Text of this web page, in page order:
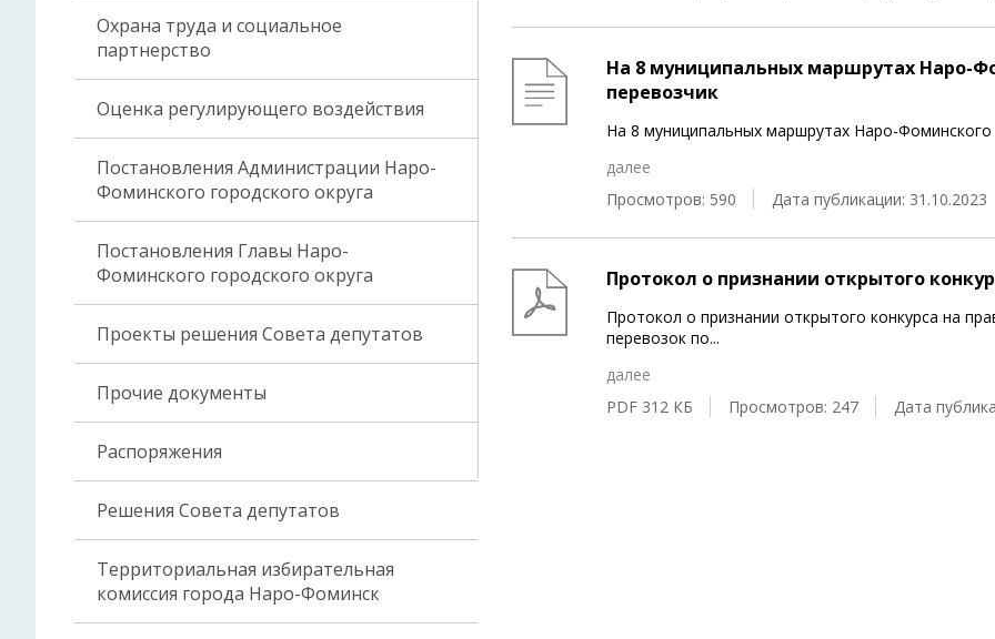
Охрана труда и социальное
партнерство
Оценка регулирующего воздействия
Постановления Администрации Наро-
Фоминского городского округа
Постановления Главы Наро-
Фоминского городского округа
Проекты решения Совета депутатов
Прочие документы
Распоряжения
Решения Совета депутатов
Территориальная избирательная
комиссия города Наро-Фоминск
На 8 муниципальных маршрутах Наро-
перевозчик
На 8 муниципальных маршрутах Наро-Фоминского
далее
Просмотров: 590
Дата публикации: 31.10.2023
Протокол о признании открытого
Протокол о признании открытого конкурса на
перевозок по...
далее
PDF 312 КБ
Просмотров: 247 Дата